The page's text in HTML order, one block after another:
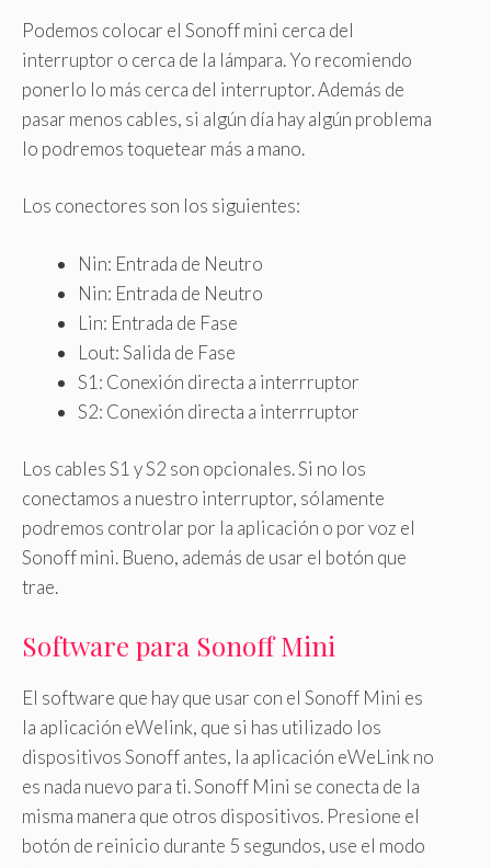
Podemos colocar el Sonoff mini cerca del
interruptor o cerca de la lámpara. Yo recomiendo
ponerlo lo más cerca del interruptor. Además de
pasar menos cables, si algún día hay algún problema
lo podremos toquetear más a mano.
Los conectores son los siguientes:
Nin: Entrada de Neutro
Nin: Entrada de Neutro
Lin: Entrada de Fase
Lout: Salida de Fase
S1: Conexión directa a interrruptor
S2: Conexión directa a interrruptor
Los cables S1 y S2 son opcionales. Si no los
conectamos a nuestro interruptor, sólamente
podremos controlar por la aplicación o por voz el
Sonoff mini. Bueno, además de usar el botón que
trae.
Software para Sonoff Mini
El software que hay que usar con el Sonoff Mini es
la aplicación eWelink, que si has utilizado los
dispositivos Sonoff antes, la aplicación eWeLink no
es nada nuevo para ti. Sonoff Mini se conecta de la
misma manera que otros dispositivos. Presione el
botón de reinicio durante 5 segundos, use el modo